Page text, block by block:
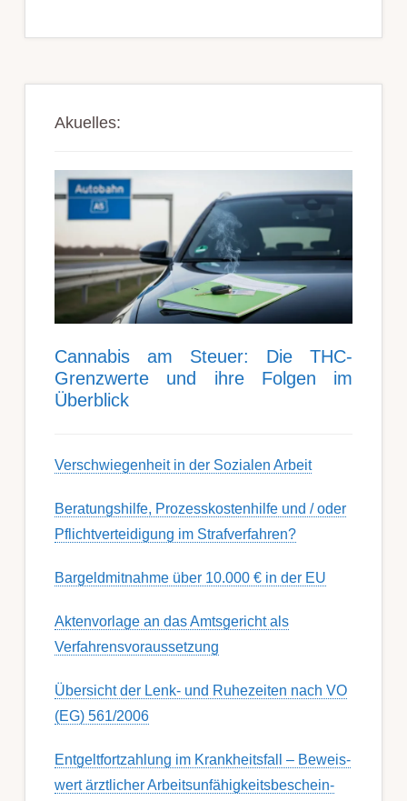
Akuelles:
Can­nabis am Steu­er: Die THC-
Grenz­werte und ihre Folgen im
Über­blick
Ver­schwieg­en­heit in der Soz­ial­en Ar­beit
Berat­ungs­hil­fe, Pro­zess­kost­en­hilfe und / oder
Pflicht­ver­teidig­ung im Strafverfahren?
Bargeldmitnahme über 10.000 € in der EU
Aktenvorlage an das Amtsgericht als
Verfahrensvoraussetzung
Übersicht der Lenk- und Ruhezeiten nach VO
(EG) 561/2006
Ent­gelt­fort­zahl­ung im Krank­heits­fall – Be­weis­
wert ärzt­lich­er Ar­beits­un­fähig­keits­be­schein­